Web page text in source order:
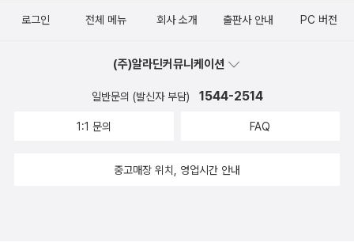
로그인 전체 메뉴 회사 소개 출판사 안내 PC 버전
(주)알라딘커뮤니케이션
일반문의 (발신자 부담) 1544-2514
1:1 문의 FAQ
중고매장 위치, 영업시간 안내